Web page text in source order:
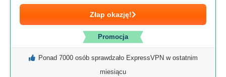
Złap okazję!
Promocja
Ponad 7000 osób sprawdzało ExpressVPN w ostatnim
miesiącu